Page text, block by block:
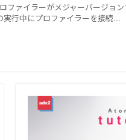
ァイラーがメジャーバージョ
行中にプロファイラーを接続